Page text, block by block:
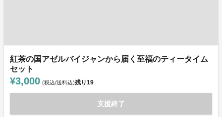
紅茶の国アゼルバイジャンから届く至福のティータイム
セット
¥3,000 (税込/送料込)残り19
支援終了